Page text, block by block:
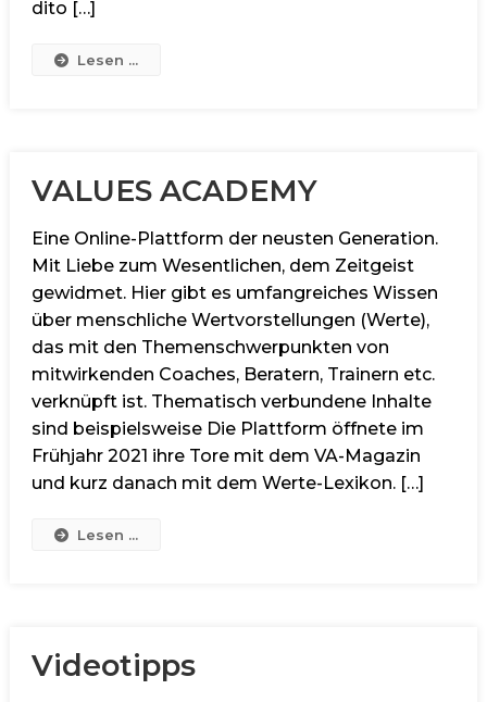
dito […]
Lesen ...
VALUES ACADEMY
Eine Online-Plattform der neusten Generation.
Mit Liebe zum Wesentlichen, dem Zeitgeist
gewidmet. Hier gibt es umfangreiches Wissen
über menschliche Wertvorstellungen (Werte),
das mit den Themenschwerpunkten von
mitwirkenden Coaches, Beratern, Trainern etc.
verknüpft ist. Thematisch verbundene Inhalte
sind beispielsweise Die Plattform öffnete im
Frühjahr 2021 ihre Tore mit dem VA-Magazin
und kurz danach mit dem Werte-Lexikon. […]
Lesen ...
Videotipps